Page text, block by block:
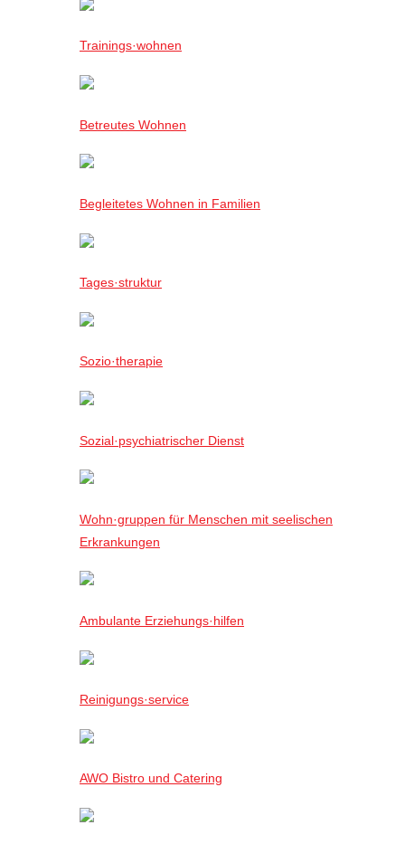
Trainings·wohnen
Betreutes Wohnen
Begleitetes Wohnen in Familien
Tages·struktur
Sozio·therapie
Sozial·psychiatrischer Dienst
Wohn·gruppen für Menschen mit seelischen
Erkrankungen
Ambulante Erziehungs·hilfen
Reinigungs·service
AWO Bistro und Catering